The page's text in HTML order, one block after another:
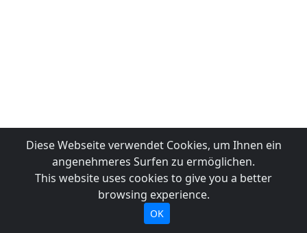
Diese Webseite verwendet Cookies, um Ihnen ein
angenehmeres Surfen zu ermöglichen.
This website uses cookies to give you a better
browsing experience.
OK